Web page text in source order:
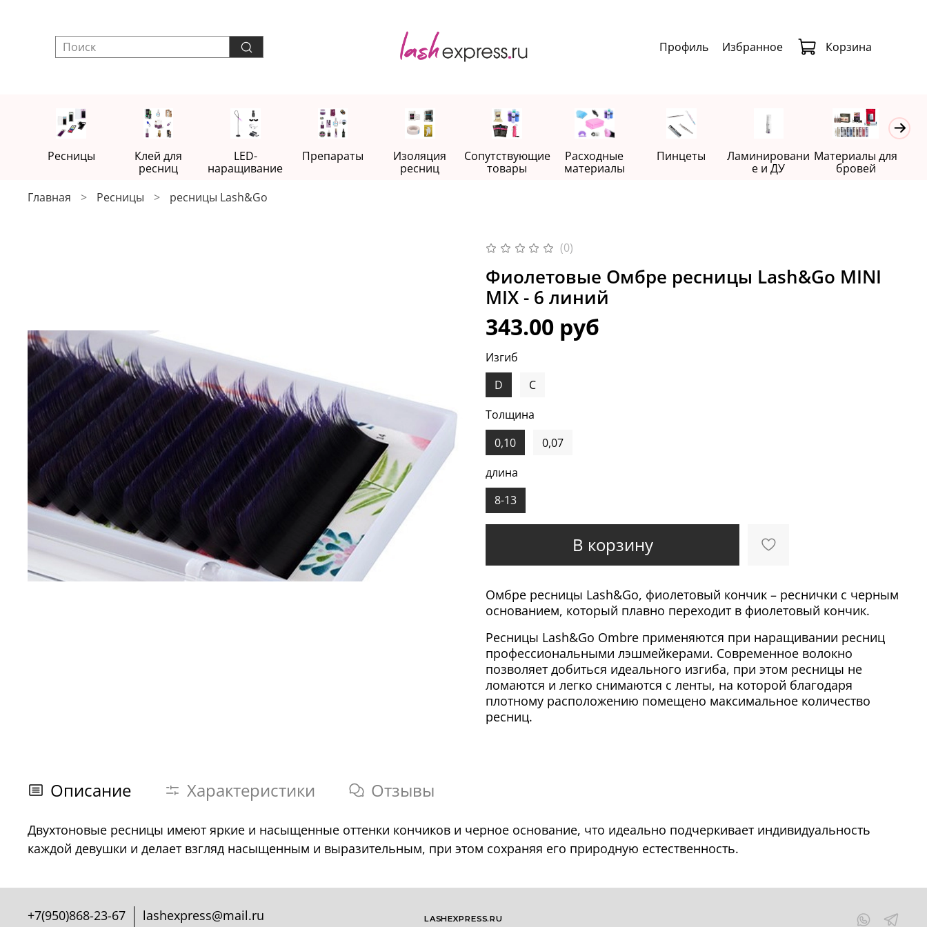
Профиль Избранное Корзина
Ресницы
Клей для
ресниц
LED-
наращивание
Препараты
Изоляция
ресниц
Сопутствующие
товары
Расходные
материалы
Пинцеты
Ламинировани
е и ДУ
Материалы для
бровей
Главная Ресницы ресницы Lash&Go
(0)
Фиолетовые Омбре ресницы Lash&Go MINI
MIX - 6 линий
343.00 руб
В корзину
Изгиб
D
C
Толщина
0,10
0,07
длина
8-13
Омбре ресницы Lash&Go, фиолетовый кончик – реснички с черным
основанием, который плавно переходит в фиолетовый кончик.
Ресницы Lash&Go Ombre применяются при наращивании ресниц
профессиональными лэшмейкерами. Современное волокно
позволяет добиться идеального изгиба, при этом ресницы не
ломаются и легко снимаются с ленты, на которой благодаря
плотному расположению помещено максимальное количество
ресниц.
Описание Характеристики Отзывы
Двухтоновые ресницы имеют яркие и насыщенные оттенки кончиков и черное основание, что идеально подчеркивает индивидуальность
каждой девушки и делает взгляд насыщенным и выразительным, при этом сохраняя его природную естественность.
+7(950)868-23-67 lashexpress@mail.ru LASHEXPRESS.RU